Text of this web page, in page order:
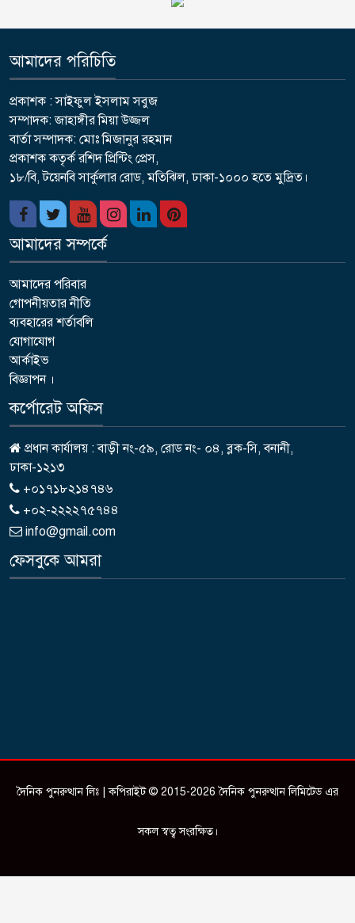
আমাদের পরিচিতি
প্রকাশক : সাইফুল ইসলাম সবুজ
সম্পাদক: জাহাঙ্গীর মিয়া উজ্জল
বার্তা সম্পাদক: মোঃ মিজানুর রহমান
প্রকাশক কতৃর্ক রশিদ প্রিন্টিং প্রেস,
১৮/বি, টয়েনবি সার্কুলার রোড, মতিঝিল, ঢাকা-১০০০ হতে মুদ্রিত।
আমাদের সম্পর্কে
আমাদের পরিবার
গোপনীয়তার নীতি
ব্যবহারের শর্তাবলি
যোগাযোগ
আর্কাইভ
বিজ্ঞাপন ।
কর্পোরেট অফিস
প্রধান কার্যালয় : বাড়ী নং-৫৯, রোড নং- ০৪, ব্লক-সি, বনানী,
ঢাকা-১২১৩
+০১৭১৮২১৪৭৪৬
+০২-২২২২৭৫৭৪৪
info@gmail.com
ফেসবুকে আমরা
দৈনিক পুনরুত্থান লিঃ | কপিরাইট © 2015-2026 দৈনিক পুনরুত্থান লিমিটেড এর
সকল স্বত্ব সংরক্ষিত।